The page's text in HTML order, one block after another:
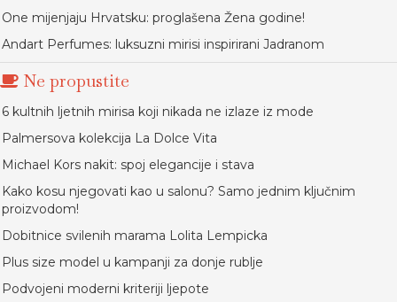
One mijenjaju Hrvatsku: proglašena Žena godine!
Andart Perfumes: luksuzni mirisi inspirirani Jadranom
Ne propustite
6 kultnih ljetnih mirisa koji nikada ne izlaze iz mode
Palmersova kolekcija La Dolce Vita
Michael Kors nakit: spoj elegancije i stava
Kako kosu njegovati kao u salonu? Samo jednim ključnim
proizvodom!
Dobitnice svilenih marama Lolita Lempicka
Plus size model u kampanji za donje rublje
Podvojeni moderni kriteriji ljepote